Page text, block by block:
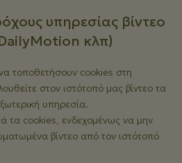
υπηρεσίας βίντεο
κλπ)
τοποθετήσουν cookies στη
στον ιστότοπό μας βίντεο τα
υπηρεσία.
τα cookies, ενδεχομένως να μην
βίντεο από τον ιστότοπό